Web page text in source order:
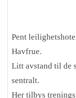
Pent
Havfrue.
Litt avstand til de
sentralt.
Her tilbys